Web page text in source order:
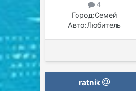
4
Город:Семей
Авто:Любитель
ratnik